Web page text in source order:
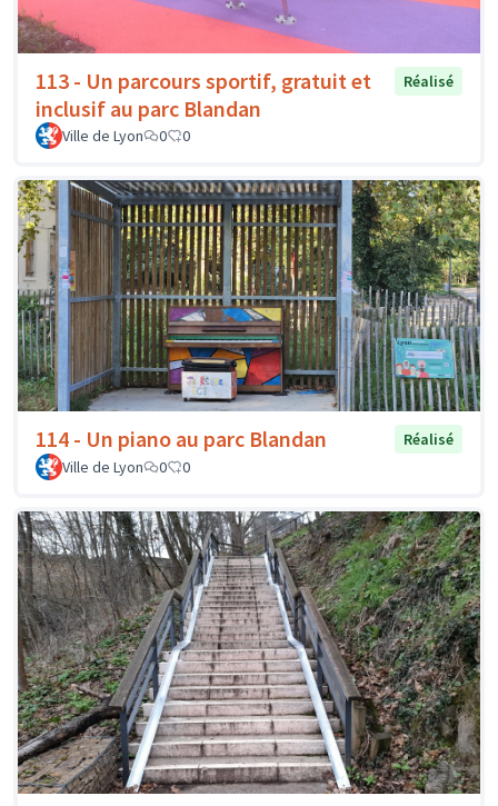
113 - Un parcours sportif, gratuit et
inclusif au parc Blandan
Réalisé
Ville de Lyon 0 0
114 - Un piano au parc Blandan
Réalisé
Ville de Lyon
0 0